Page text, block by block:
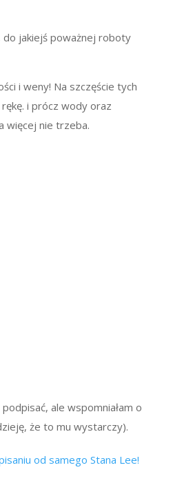
do jakiejś poważnej roboty
i weny! Na szczęście tych
i prócz wody oraz
więcej nie trzeba.
ale wspomniałam o
że to mu wystarczy).
od samego Stana Lee!